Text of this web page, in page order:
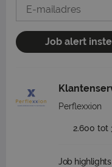
Job alert
Perflexxion
2.600 tot
Job highlights